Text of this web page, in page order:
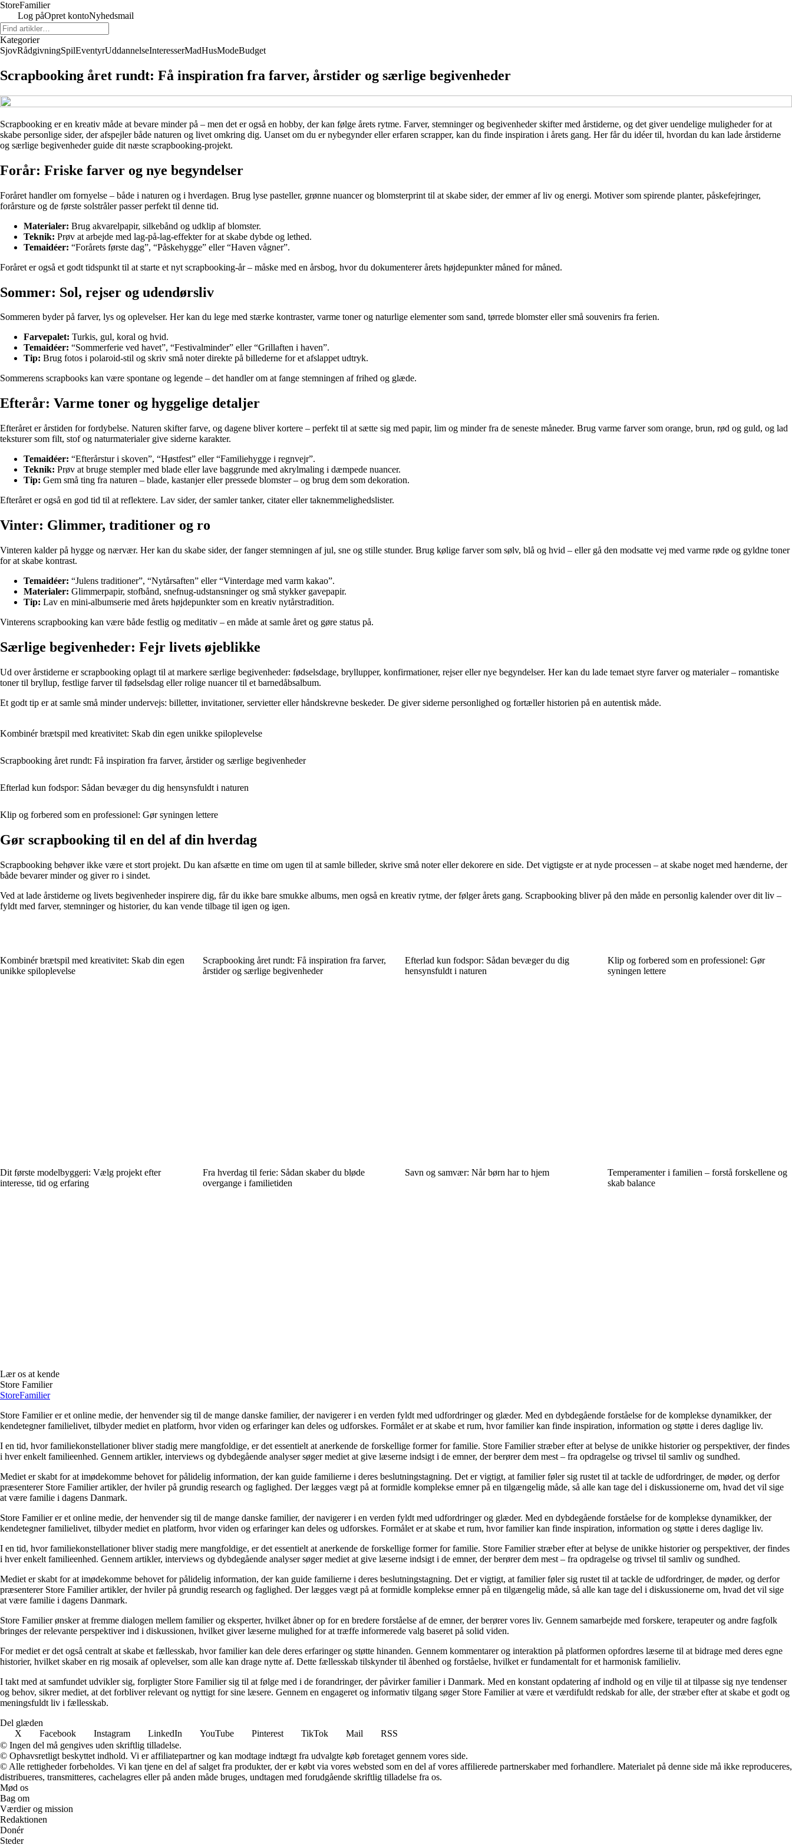
StoreFamilier
Log påOpret kontoNyhedsmail
Kategorier
SjovRådgivningSpilEventyrUddannelseInteresserMadHusModeBudget
Scrapbooking året rundt: Få inspiration fra farver, årstider og særlige begivenheder
Scrapbooking er en kreativ måde at bevare minder på – men det er også en hobby, der kan følge årets rytme. Farver, stemninger og begivenheder skifter med årstiderne, og det giver uendelige muligheder for at
skabe personlige sider, der afspejler både naturen og livet omkring dig. Uanset om du er nybegynder eller erfaren scrapper, kan du finde inspiration i årets gang. Her får du idéer til, hvordan du kan lade årstiderne
og særlige begivenheder guide dit næste scrapbooking-projekt.
Forår: Friske farver og nye begyndelser
Foråret handler om fornyelse – både i naturen og i hverdagen. Brug lyse pasteller, grønne nuancer og blomsterprint til at skabe sider, der emmer af liv og energi. Motiver som spirende planter, påskefejringer,
forårsture og de første solstråler passer perfekt til denne tid.
Materialer: Brug akvarelpapir, silkebånd og udklip af blomster.
Teknik: Prøv at arbejde med lag-på-lag-effekter for at skabe dybde og lethed.
Temaidéer: “Forårets første dag”, “Påskehygge” eller “Haven vågner”.
Foråret er også et godt tidspunkt til at starte et nyt scrapbooking-år – måske med en årsbog, hvor du dokumenterer årets højdepunkter måned for måned.
Sommer: Sol, rejser og udendørsliv
Sommeren byder på farver, lys og oplevelser. Her kan du lege med stærke kontraster, varme toner og naturlige elementer som sand, tørrede blomster eller små souvenirs fra ferien.
Farvepalet: Turkis, gul, koral og hvid.
Temaidéer: “Sommerferie ved havet”, “Festivalminder” eller “Grillaften i haven”.
Tip: Brug fotos i polaroid-stil og skriv små noter direkte på billederne for et afslappet udtryk.
Sommerens scrapbooks kan være spontane og legende – det handler om at fange stemningen af frihed og glæde.
Efterår: Varme toner og hyggelige detaljer
Efteråret er årstiden for fordybelse. Naturen skifter farve, og dagene bliver kortere – perfekt til at sætte sig med papir, lim og minder fra de seneste måneder. Brug varme farver som orange, brun, rød og guld, og lad
teksturer som filt, stof og naturmaterialer give siderne karakter.
Temaidéer: “Efterårstur i skoven”, “Høstfest” eller “Familiehygge i regnvejr”.
Teknik: Prøv at bruge stempler med blade eller lave baggrunde med akrylmaling i dæmpede nuancer.
Tip: Gem små ting fra naturen – blade, kastanjer eller pressede blomster – og brug dem som dekoration.
Efteråret er også en god tid til at reflektere. Lav sider, der samler tanker, citater eller taknemmelighedslister.
Vinter: Glimmer, traditioner og ro
Vinteren kalder på hygge og nærvær. Her kan du skabe sider, der fanger stemningen af jul, sne og stille stunder. Brug kølige farver som sølv, blå og hvid – eller gå den modsatte vej med varme røde og gyldne toner
for at skabe kontrast.
Temaidéer: “Julens traditioner”, “Nytårsaften” eller “Vinterdage med varm kakao”.
Materialer: Glimmerpapir, stofbånd, snefnug-udstansninger og små stykker gavepapir.
Tip: Lav en mini-albumserie med årets højdepunkter som en kreativ nytårstradition.
Vinterens scrapbooking kan være både festlig og meditativ – en måde at samle året og gøre status på.
Særlige begivenheder: Fejr livets øjeblikke
Ud over årstiderne er scrapbooking oplagt til at markere særlige begivenheder: fødselsdage, bryllupper, konfirmationer, rejser eller nye begyndelser. Her kan du lade temaet styre farver og materialer – romantiske
toner til bryllup, festlige farver til fødselsdag eller rolige nuancer til et barnedåbsalbum.
Et godt tip er at samle små minder undervejs: billetter, invitationer, servietter eller håndskrevne beskeder. De giver siderne personlighed og fortæller historien på en autentisk måde.
Kombinér brætspil med kreativitet: Skab din egen unikke spiloplevelse
Scrapbooking året rundt: Få inspiration fra farver, årstider og særlige begivenheder
Efterlad kun fodspor: Sådan bevæger du dig hensynsfuldt i naturen
Klip og forbered som en professionel: Gør syningen lettere
Gør scrapbooking til en del af din hverdag
Scrapbooking behøver ikke være et stort projekt. Du kan afsætte en time om ugen til at samle billeder, skrive små noter eller dekorere en side. Det vigtigste er at nyde processen – at skabe noget med hænderne, der
både bevarer minder og giver ro i sindet.
Ved at lade årstiderne og livets begivenheder inspirere dig, får du ikke bare smukke albums, men også en kreativ rytme, der følger årets gang. Scrapbooking bliver på den måde en personlig kalender over dit liv –
fyldt med farver, stemninger og historier, du kan vende tilbage til igen og igen.
Kombinér brætspil med kreativitet: Skab din egen
unikke spiloplevelse
Scrapbooking året rundt: Få inspiration fra farver,
årstider og særlige begivenheder
Efterlad kun fodspor: Sådan bevæger du dig
hensynsfuldt i naturen
Klip og forbered som en professionel: Gør
syningen lettere
Dit første modelbyggeri: Vælg projekt efter
interesse, tid og erfaring
Fra hverdag til ferie: Sådan skaber du bløde
overgange i familietiden
Savn og samvær: Når børn har to hjem
Temperamenter i familien – forstå forskellene og
skab balance
Lær os at kende
Store Familier
StoreFamilier
Store Familier er et online medie, der henvender sig til de mange danske familier, der navigerer i en verden fyldt med udfordringer og glæder. Med en dybdegående forståelse for de komplekse dynamikker, der
kendetegner familielivet, tilbyder mediet en platform, hvor viden og erfaringer kan deles og udforskes. Formålet er at skabe et rum, hvor familier kan finde inspiration, information og støtte i deres daglige liv.
I en tid, hvor familiekonstellationer bliver stadig mere mangfoldige, er det essentielt at anerkende de forskellige former for familie. Store Familier stræber efter at belyse de unikke historier og perspektiver, der findes
i hver enkelt familieenhed. Gennem artikler, interviews og dybdegående analyser søger mediet at give læserne indsigt i de emner, der berører dem mest – fra opdragelse og trivsel til samliv og sundhed.
Mediet er skabt for at imødekomme behovet for pålidelig information, der kan guide familierne i deres beslutningstagning. Det er vigtigt, at familier føler sig rustet til at tackle de udfordringer, de møder, og derfor
præsenterer Store Familier artikler, der hviler på grundig research og faglighed. Der lægges vægt på at formidle komplekse emner på en tilgængelig måde, så alle kan tage del i diskussionerne om, hvad det vil sige
at være familie i dagens Danmark.
Store Familier er et online medie, der henvender sig til de mange danske familier, der navigerer i en verden fyldt med udfordringer og glæder. Med en dybdegående forståelse for de komplekse dynamikker, der
kendetegner familielivet, tilbyder mediet en platform, hvor viden og erfaringer kan deles og udforskes. Formålet er at skabe et rum, hvor familier kan finde inspiration, information og støtte i deres daglige liv.
I en tid, hvor familiekonstellationer bliver stadig mere mangfoldige, er det essentielt at anerkende de forskellige former for familie. Store Familier stræber efter at belyse de unikke historier og perspektiver, der findes
i hver enkelt familieenhed. Gennem artikler, interviews og dybdegående analyser søger mediet at give læserne indsigt i de emner, der berører dem mest – fra opdragelse og trivsel til samliv og sundhed.
Mediet er skabt for at imødekomme behovet for pålidelig information, der kan guide familierne i deres beslutningstagning. Det er vigtigt, at familier føler sig rustet til at tackle de udfordringer, de møder, og derfor
præsenterer Store Familier artikler, der hviler på grundig research og faglighed. Der lægges vægt på at formidle komplekse emner på en tilgængelig måde, så alle kan tage del i diskussionerne om, hvad det vil sige
at være familie i dagens Danmark.
Store Familier ønsker at fremme dialogen mellem familier og eksperter, hvilket åbner op for en bredere forståelse af de emner, der berører vores liv. Gennem samarbejde med forskere, terapeuter og andre fagfolk
bringes der relevante perspektiver ind i diskussionen, hvilket giver læserne mulighed for at træffe informerede valg baseret på solid viden.
For mediet er det også centralt at skabe et fællesskab, hvor familier kan dele deres erfaringer og støtte hinanden. Gennem kommentarer og interaktion på platformen opfordres læserne til at bidrage med deres egne
historier, hvilket skaber en rig mosaik af oplevelser, som alle kan drage nytte af. Dette fællesskab tilskynder til åbenhed og forståelse, hvilket er fundamentalt for et harmonisk familieliv.
I takt med at samfundet udvikler sig, forpligter Store Familier sig til at følge med i de forandringer, der påvirker familier i Danmark. Med en konstant opdatering af indhold og en vilje til at tilpasse sig nye tendenser
og behov, sikrer mediet, at det forbliver relevant og nyttigt for sine læsere. Gennem en engageret og informativ tilgang søger Store Familier at være et værdifuldt redskab for alle, der stræber efter at skabe et godt og
meningsfuldt liv i fællesskab.
Del glæden
X
Facebook Instagram LinkedIn YouTube Pinterest TikTok Mail
RSS
© Ingen del må gengives uden skriftlig tilladelse.
© Ophavsretligt beskyttet indhold. Vi er affiliatepartner og kan modtage indtægt fra udvalgte køb foretaget gennem vores side.
© Alle rettigheder forbeholdes. Vi kan tjene en del af salget fra produkter, der er købt via vores websted som en del af vores affilierede partnerskaber med forhandlere. Materialet på denne side må ikke reproduceres,
distribueres, transmitteres, cachelagres eller på anden måde bruges, undtagen med forudgående skriftlig tilladelse fra os.
Mød os
Bag om
Værdier og mission
Redaktionen
Donér
Steder